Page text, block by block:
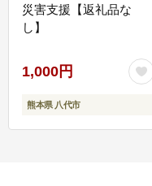
災害支援【返礼品な
し】
1,000円
熊本県 八代市